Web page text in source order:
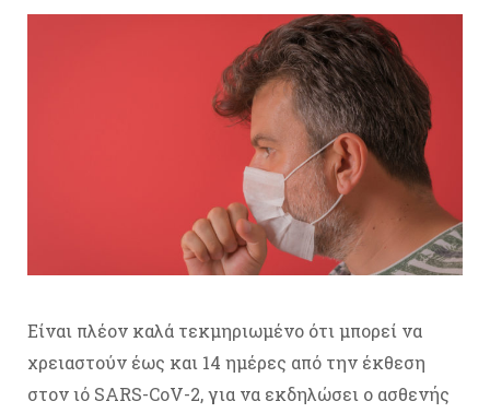
Είναι πλέον καλά τεκμηριωμένο ότι μπορεί να
χρειαστούν έως και 14 ημέρες από την έκθεση
στον ιό SARS-CoV-2, για να εκδηλώσει ο ασθενής